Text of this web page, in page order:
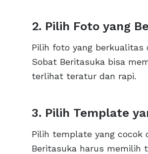
2. Pilih Foto yang
Pilih foto yang
Sobat Beritasuka bisa
terlihat teratur dan rapi.
3. Pilih Template
Pilih template yang cocok
Beritasuka harus memilih